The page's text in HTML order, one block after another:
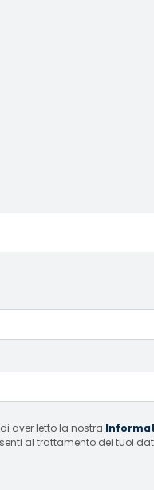
aver letto la nostra
al trattamento dei tuoi